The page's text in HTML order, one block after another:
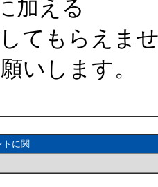
加える
てもらえま
いします。
トに関